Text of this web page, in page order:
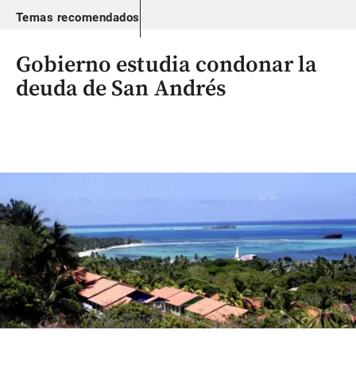
Temas recomendados
Gobierno estudia condonar la
deuda de San Andrés